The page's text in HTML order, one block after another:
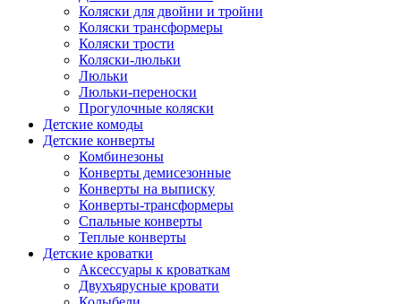
Коляски для двойни и тройни
Коляски трансформеры
Коляски трости
Коляски-люльки
Люльки
Люльки-переноски
Прогулочные коляски
Детские комоды
Детские конверты
Комбинезоны
Конверты демисезонные
Конверты на выписку
Конверты-трансформеры
Спальные конверты
Теплые конверты
Детские кроватки
Аксессуары к кроваткам
Двухъярусные кровати